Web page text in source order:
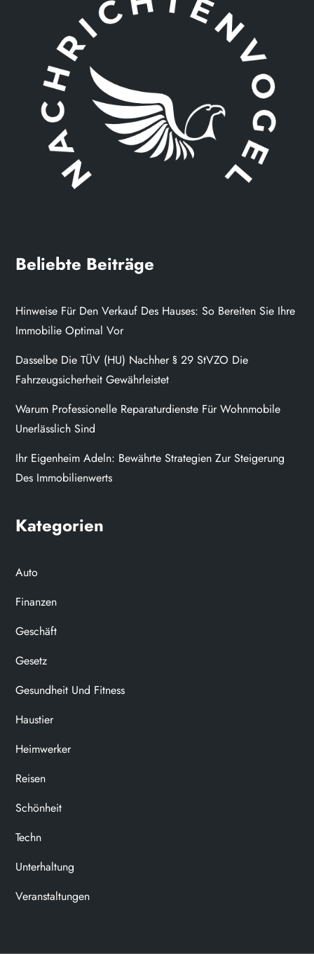
Beliebte Beiträge
Hinweise Für Den Verkauf Des Hauses: So Bereiten Sie Ihre
Immobilie Optimal Vor
Dasselbe Die TÜV (HU) Nachher § 29 StVZO Die
Fahrzeugsicherheit Gewährleistet
Warum Professionelle Reparaturdienste Für Wohnmobile
Unerlässlich Sind
Ihr Eigenheim Adeln: Bewährte Strategien Zur Steigerung
Des Immobilienwerts
Kategorien
Auto
Finanzen
Geschäft
Gesetz
Gesundheit Und Fitness
Haustier
Heimwerker
Reisen
Schönheit
Techn
Unterhaltung
Veranstaltungen